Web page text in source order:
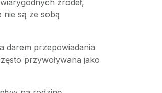
źródeł,
są ze sobą
darem przepowiadania
przywoływana jako